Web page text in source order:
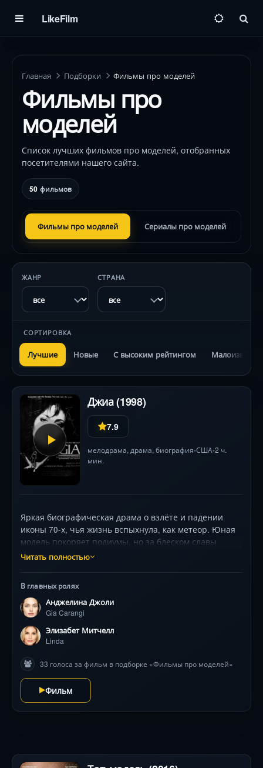
LikeFilm
Главная Подборки Фильмы про моделей
Фильмы про
моделей
Список лучших фильмов про моделей, отобранных
посетителями нашего сайта.
50 фильмов
Фильмы про моделей Сериалы про моделей
ЖАНР СТРАНА
СОРТИРОВКА
Лучшие Новые С высоким рейтингом
Джиа (1998)
7.9
мелодрама, драма, биография•США•2 ч.
мин.
Яркая биографическая драма о взлёте и падении
иконы 70-х, чья жизнь вспыхнула, как метеор. Юная
модель покоряет подиумы, но за блеском славы
скрываются одиночество, роковые зависимости и
на Rotten Tomatoes — история, где гламур граничит с
бездной.
Читать полностью
В главных ролях
Анджелина Джоли
Gia Carangi
Элизабет Митчелл
Linda
33 голоса за фильм в подборке «Фильмы про моделей»
Фильм